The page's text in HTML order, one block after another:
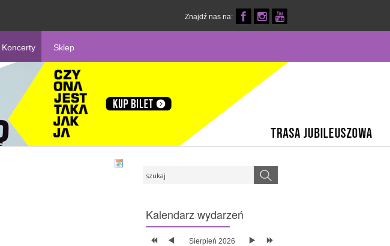
Znajdź nas na:
Koncerty Sklep
Kalendarz wydarzeń
Sierpień 2026